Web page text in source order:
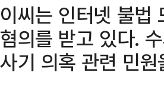
이씨는 인터넷 불법
혐의를 받고 있다.
사기 의혹 관련 민